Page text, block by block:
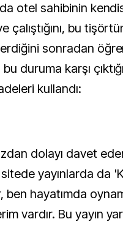
otel sahibinin
çalıştığını, bu
sonradan
duruma karşı
kullandı:
dolayı davet
yayınlarda da
ben hayatımda
vardır. Bu yayın